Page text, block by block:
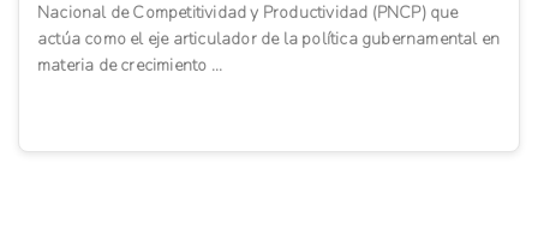
Nacional de Competitividad y Productividad (PNCP) que
actúa como el eje articulador de la política gubernamental en
materia de crecimiento ...